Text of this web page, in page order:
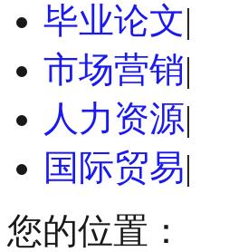
毕业论文|
市场营销|
人力资源|
国际贸易|
您的位置：